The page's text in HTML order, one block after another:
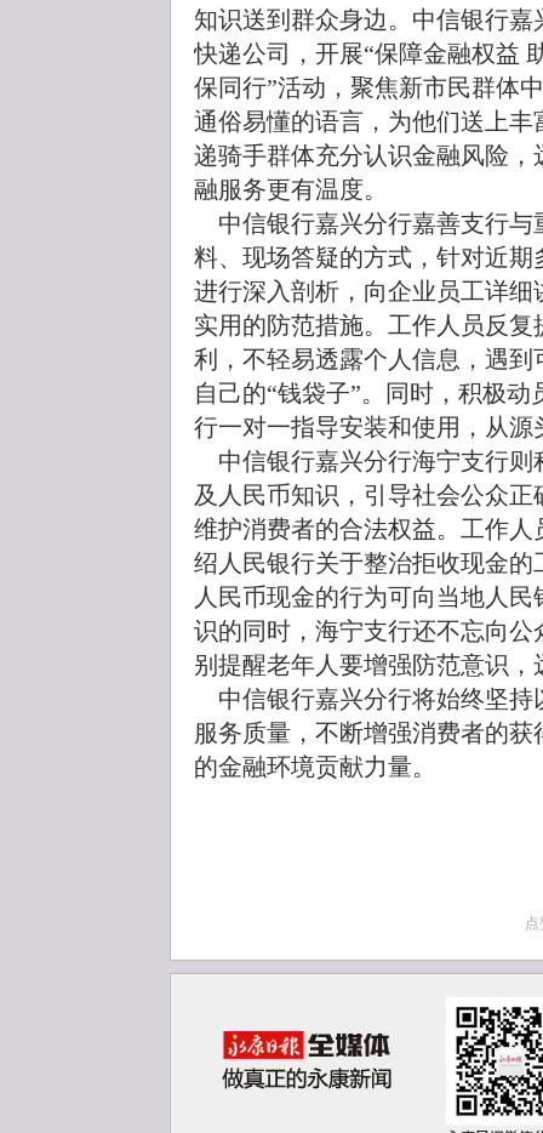
知识送到群众身边。中信银行
快递公司，开展“保障金融权
保同行”活动，聚焦新市民群体
通俗易懂的语言，为他们送上
递骑手群体充分认识金融风险
融服务更有温度。
中信银行嘉兴分行嘉善支行与
料、现场答疑的方式，针对近
进行深入剖析，向企业员工详
实用的防范措施。工作人员反
利，不轻易透露个人信息，遇
自己的“钱袋子”。同时，积极
行一对一指导安装和使用，从源
中信银行嘉兴分行海宁支行则
及人民币知识，引导社会公众
维护消费者的合法权益。工作
绍人民银行关于整治拒收现金
人民币现金的行为可向当地人
识的同时，海宁支行还不忘向
别提醒老年人要增强防范意识
中信银行嘉兴分行将始终坚持
服务质量，不断增强消费者的
的金融环境贡献力量。
点